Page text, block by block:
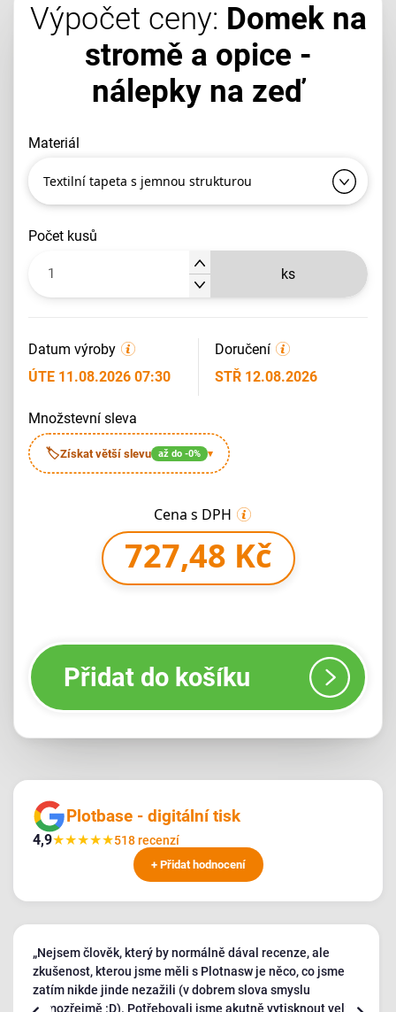
Výpočet ceny: Domek na
stromě a opice -
nálepky na zeď
materiál
Textilní tapeta s jemnou strukturou
počet kusů
ks
Datum výroby
ÚTE 11.08.2026 07:30
Doručení
STŘ 12.08.2026
množstevní sleva
🏷Získat větší slevu až do -0% ▾
Cena s DPH
727,48 Kč
Přidat do košíku
Plotbase - digitální tisk
4,9★★★★★518 recenzí
+ Přidat hodnocení
„Nejsem člověk, který by normálně dával recenze, ale
zkušenost, kterou jsme měli s Plotnasw je něco, co jsme
zatím nikde jinde nezažili (v dobrem slova smyslu
samozřejmě :D). Potřebovali jsme akutně vytisknout velmi